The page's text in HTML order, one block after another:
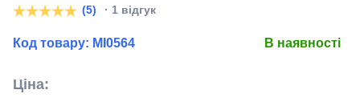
(5) · 1 відгук
Код товару: MI0564 В наявності
Ціна: